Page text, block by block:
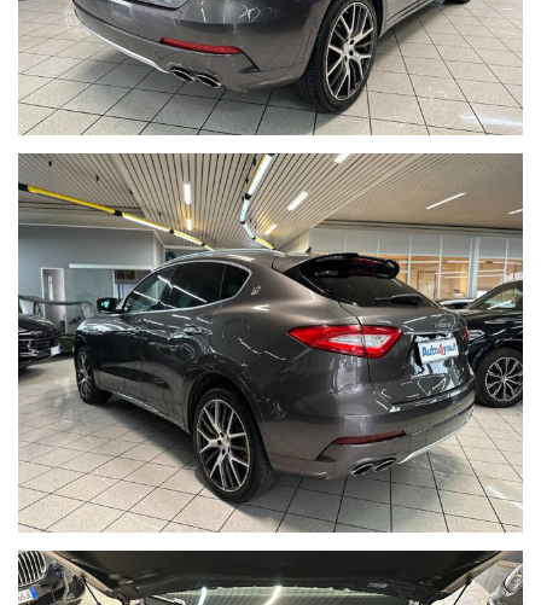
Bracciolo
Bocchette clima nella parte posteriore
Singola chiave
Pneumatici estivi 265/40 ZR21 al 40%
Preventivi di finanziamento personalizzati e polizze assicurative
su misura a richiesta
I Km delle nostre auto sono indicati nel contratto di vendita,
nella fattura e nel documento di garanzia.
WE SPEAK ENGLISH,
NOUS PARLONS FRANÇAIS